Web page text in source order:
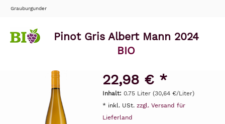
Grauburgunder
Pinot Gris Albert Mann 2024
BIO
22,98 € *
Inhalt: 0.75 Liter (30,64 €/Liter)
* inkl. USt. zzgl. Versand für
Lieferland